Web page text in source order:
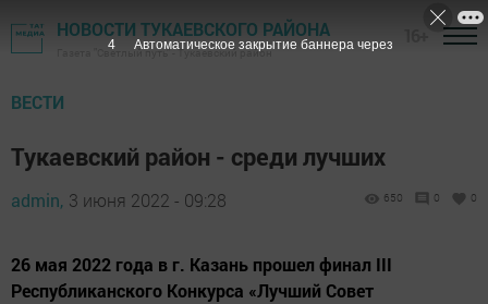
НОВОСТИ ТУКАЕВСКОГО РАЙОНА
Газета "Светлый путь" - Тукаевский район
ВЕСТИ
Тукаевский район - среди лучших
admin, 3 июня 2022 - 09:28 650 0 0
26 мая 2022 года в г. Казань прошел финал III
Республиканского Конкурса «Лучший Совет
3 Автоматическое закрытие баннера через